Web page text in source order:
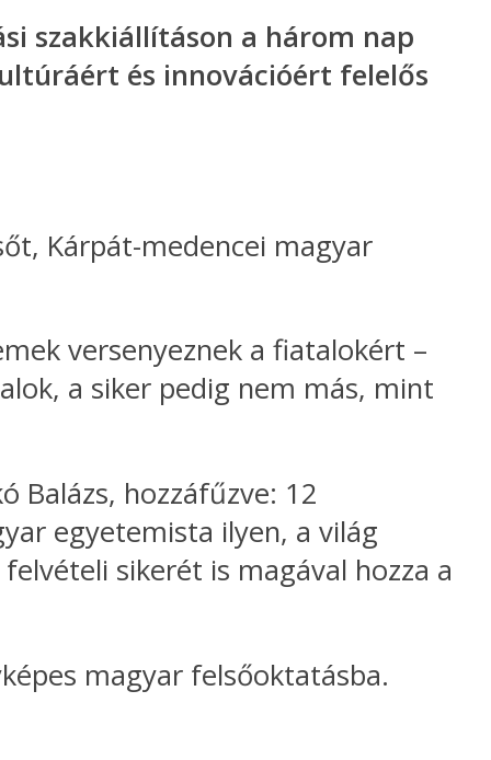
szakkiállításon a három nap
és innovációért felelős
Kárpát-medencei magyar
versenyeznek a fiatalokért –
a siker pedig nem más, mint
Balázs, hozzáfűzve: 12
egyetemista ilyen, a világ
sikerét is magával hozza a
magyar felsőoktatásba.